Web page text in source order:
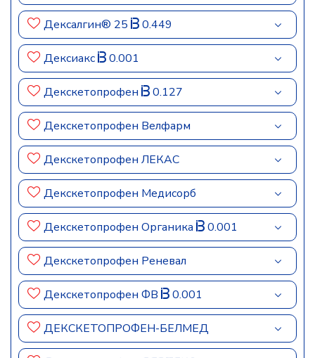
Дексалгин® 25 0.449
Дексиакс 0.001
Декскетопрофен 0.127
Декскетопрофен Велфарм
Декскетопрофен ЛЕКАС
Декскетопрофен Медисорб
Декскетопрофен Органика 0.001
Декскетопрофен Реневал
Декскетопрофен ФВ 0.001
ДЕКСКЕТОПРОФЕН-БЕЛМЕД